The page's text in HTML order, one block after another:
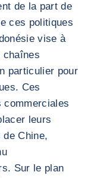
de la part de
ces politiques
vise à
chaînes
particulier pour
Ces
commerciales
leurs
Chine,
Sur le plan